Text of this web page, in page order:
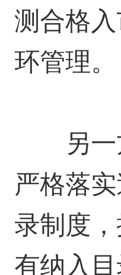
测合格
环管理。
另一
严格落实
录制度
有纳入